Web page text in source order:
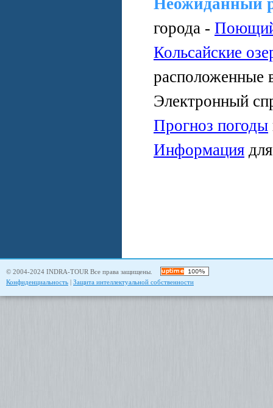
Неожиданный
города -
Кольсайские
расположенные
Электронный
Прогноз погоды
Информация
© 2004-2024 INDRA-TOUR Все права защищены.
Конфиденциальность | Защита интеллектуальной собственности